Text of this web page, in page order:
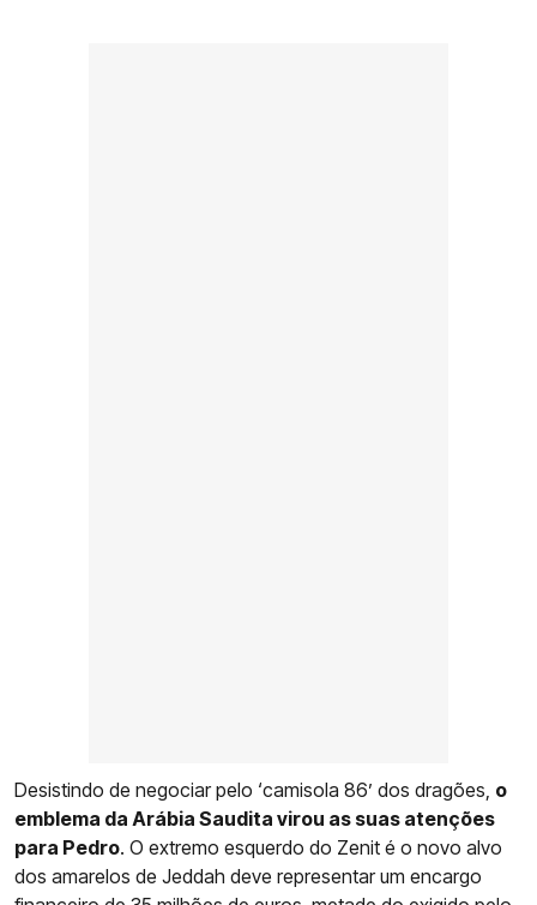
Desistindo de negociar pelo ‘camisola 86’ dos dragões, o
emblema da Arábia Saudita virou as suas atenções
para Pedro. O extremo esquerdo do Zenit é o novo alvo
dos amarelos de Jeddah deve representar um encargo